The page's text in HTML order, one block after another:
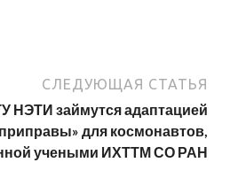
СЛЕДУЮЩАЯ СТАТЬЯ
НЭТИ займутся адаптацией
для космонавтов,
учеными ИХТТМ СО РАН